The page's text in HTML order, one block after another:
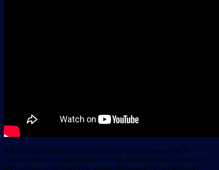
Юваль Рафаэль по итогам народного голосования в 35
странах намного опередила всех на Евровидении, а вместе с
абсолютно политическим жюри, большинство из которых